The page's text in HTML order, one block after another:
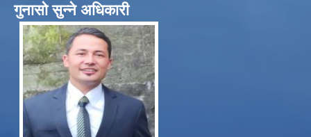
गुनासो सुन्ने अधिकारी